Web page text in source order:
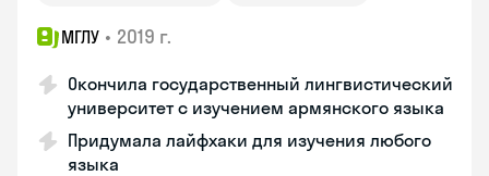
МГЛУ • 2019 г.
Окончила государственный лингвистический
университет с изучением армянского языка
Придумала лайфхаки для изучения любого
языка